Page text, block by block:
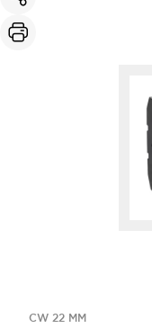
CW 22 MM